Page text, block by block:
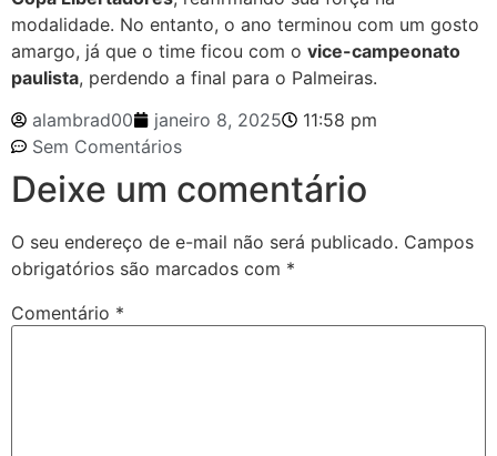
modalidade. No entanto, o ano terminou com um gosto
amargo, já que o time ficou com o vice-campeonato
paulista, perdendo a final para o Palmeiras.
alambrad00
janeiro 8, 2025
11:58 pm
Sem Comentários
Deixe um comentário
O seu endereço de e-mail não será publicado. Campos
obrigatórios são marcados com *
Comentário *